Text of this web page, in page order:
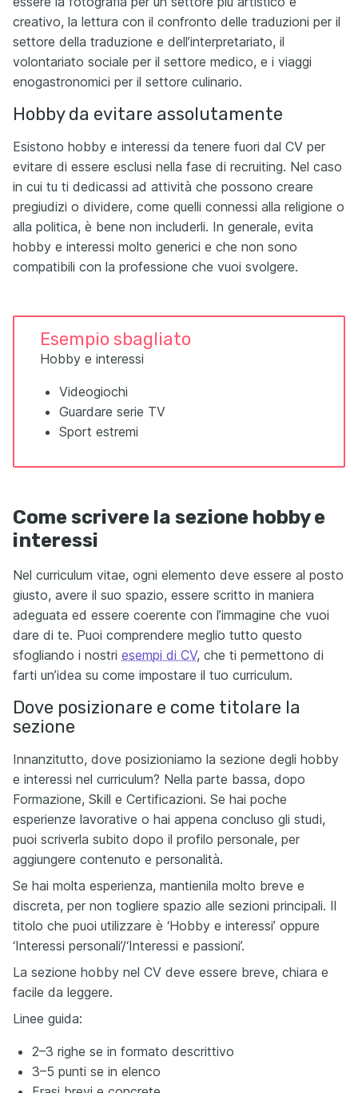
creativo, la lettura con il confronto delle traduzioni per il
settore della traduzione e dell’interpretariato, il
volontariato sociale per il settore medico, e i viaggi
enogastronomici per il settore culinario.
Hobby da evitare assolutamente
Esistono hobby e interessi da tenere fuori dal CV per
evitare di essere esclusi nella fase di recruiting. Nel caso
in cui tu ti dedicassi ad attività che possono creare
pregiudizi o dividere, come quelli connessi alla religione o
alla politica, è bene non includerli. In generale, evita
hobby e interessi molto generici e che non sono
compatibili con la professione che vuoi svolgere.
Esempio sbagliato
Hobby e interessi
Videogiochi
Guardare serie TV
Sport estremi
Come scrivere la sezione hobby e
interessi
Nel curriculum vitae, ogni elemento deve essere al posto
giusto, avere il suo spazio, essere scritto in maniera
adeguata ed essere coerente con l’immagine che vuoi
dare di te. Puoi comprendere meglio tutto questo
sfogliando i nostri esempi di CV, che ti permettono di
farti un’idea su come impostare il tuo curriculum.
Dove posizionare e come titolare la
sezione
Innanzitutto, dove posizioniamo la sezione degli hobby
e interessi nel curriculum? Nella parte bassa, dopo
Formazione, Skill e Certificazioni. Se hai poche
esperienze lavorative o hai appena concluso gli studi,
puoi scriverla subito dopo il profilo personale, per
aggiungere contenuto e personalità.
Se hai molta esperienza, mantienila molto breve e
discreta, per non togliere spazio alle sezioni principali. Il
titolo che puoi utilizzare è ‘Hobby e interessi’ oppure
‘Interessi personali’/‘Interessi e passioni’.
La sezione hobby nel CV deve essere breve, chiara e
facile da leggere.
Linee guida:
2–3 righe se in formato descrittivo
3–5 punti se in elenco